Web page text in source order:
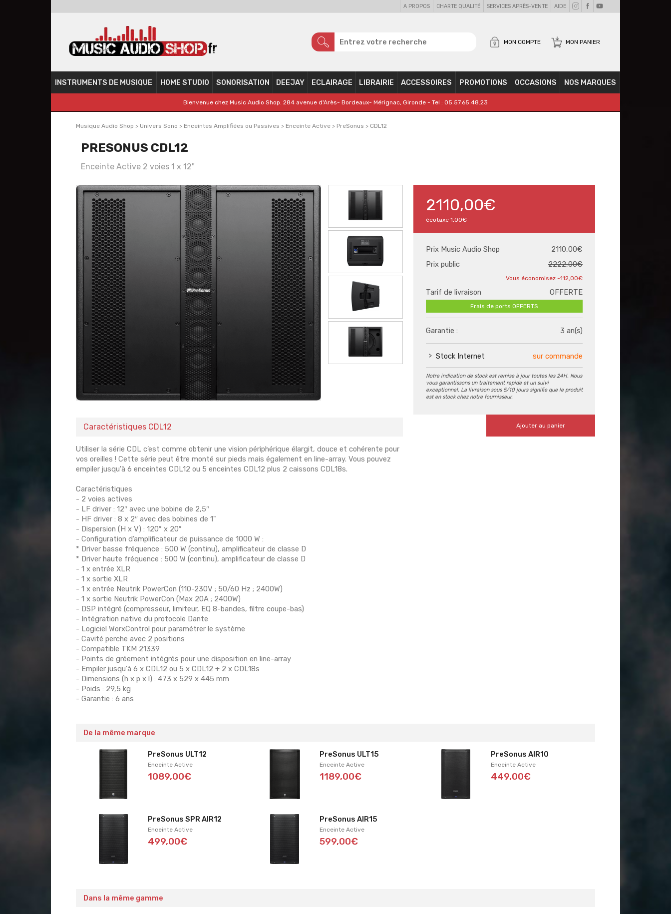
A PROPOS CHARTE QUALITÉ SERVICES APRÈS-VENTE AIDE
MON PANIER
MON COMPTE
INSTRUMENTS DE MUSIQUE HOME STUDIO SONORISATION DEEJAY ECLAIRAGE LIBRAIRIE ACCESSOIRES PROMOTIONS OCCASIONS NOS MARQUES
Bienvenue chez Music Audio Shop. 284 avenue d'Arès- Bordeaux- Mérignac, Gironde - Tel : 05.57.65.48.23
Musique Audio Shop > Univers Sono > Enceintes Amplifiées ou Passives > Enceinte Active > PreSonus > CDL12
PRESONUS CDL12
Enceinte Active 2 voies 1 x 12"
2110,00€
écotaxe 1,00€
Prix Music Audio Shop
2110,00€
Prix public
2222,00€
-112,00€
Tarif de livraison OFFERTE
Frais de ports OFFERTS
Garantie : 3 an(s)
Stock Internet sur commande
Notre indication de stock est remise à jour toutes les 24H. Nous
vous garantissons un traitement rapide et un suivi
exceptionnel. La livraison sous 5/10 jours signifie que le produit
est en stock chez notre fournisseur.
Ajouter au panier
Caractéristiques CDL12
Utiliser la série CDL c’est comme obtenir une vision périphérique élargit, douce et cohérente pour
vos oreilles ! Cette série peut être monté sur pieds mais également en line-array. Vous pouvez
empiler jusqu'à 6 enceintes CDL12 ou 5 enceintes CDL12 plus 2 caissons CDL18s.
Caractéristiques
- 2 voies actives
- LF driver : 12″ avec une bobine de 2,5″
- HF driver : 8 x 2″ avec des bobines de 1"
- Dispersion (H x V) : 120° x 20°
- Configuration d’amplificateur de puissance de 1000 W :
* Driver basse fréquence : 500 W (continu), amplificateur de classe D
* Driver haute fréquence : 500 W (continu), amplificateur de classe D
- 1 x entrée XLR
- 1 x sortie XLR
- 1 x entrée Neutrik PowerCon (110-230V ; 50/60 Hz ; 2400W)
- 1 x sortie Neutrik PowerCon (Max 20A ; 2400W)
- DSP intégré (compresseur, limiteur, EQ 8-bandes, filtre coupe-bas)
- Intégration native du protocole Dante
- Logiciel WorxControl pour paramétrer le système
- Cavité perche avec 2 positions
- Compatible TKM 21339
- Points de gréement intégrés pour une disposition en line-array
- Empiler jusqu'à 6 x CDL12 ou 5 x CDL12 + 2 x CDL18s
- Dimensions (h x p x l) : 473 x 529 x 445 mm
- Poids : 29,5 kg
- Garantie : 6 ans
De la même marque
PreSonus ULT12
Enceinte Active
1089,00€
PreSonus ULT15
Enceinte Active
1189,00€
PreSonus AIR10
Enceinte Active
449,00€
PreSonus SPR AIR12
Enceinte Active
499,00€
PreSonus AIR15
Enceinte Active
599,00€
Dans la même gamme